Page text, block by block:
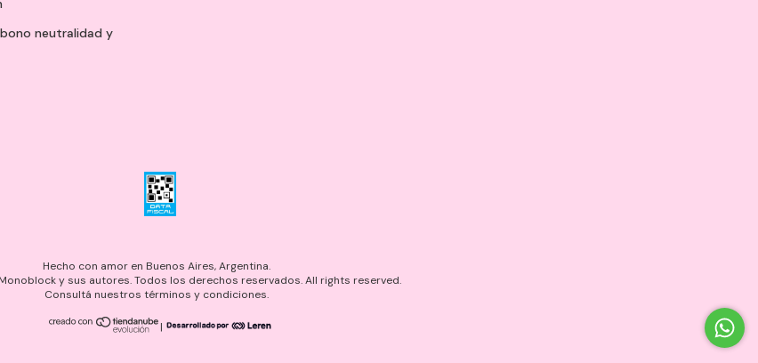
neutralidad y
Hecho con amor en Buenos Aires, Argentina.
y sus autores. Todos los derechos reservados. All rights reserved.
Consultá nuestros términos y condiciones.
|